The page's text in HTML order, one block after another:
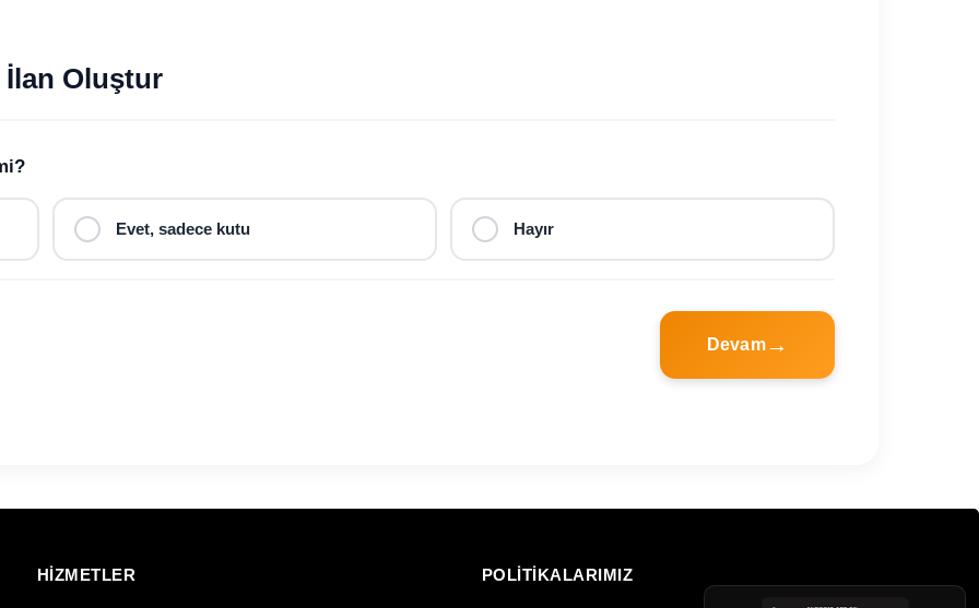
Elektrik Sigorta Değişim İlan Oluştur
Evet, sadece kutu Hayır
Devam
HİZMETLER POLİTİKALARIMIZ